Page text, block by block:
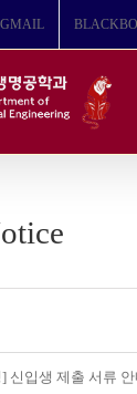
신입생 제출 서류